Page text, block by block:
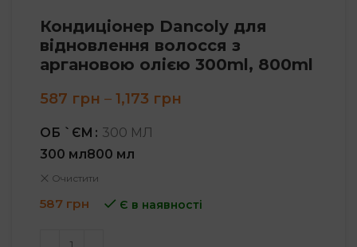
Кондиціонер Dancoly для
відновлення волосся з
аргановою олією 300ml, 800ml
587 грн – 1,173 грн
ОБ `ЄМ
300 МЛ
300 мл800 мл
Очистити
587 грн Є в наявності